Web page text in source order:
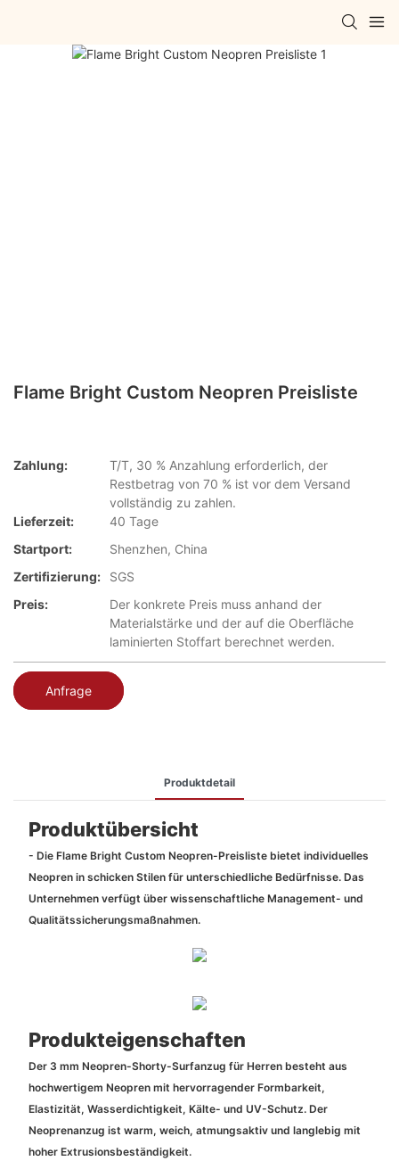
Flame Bright Custom Neopren Preisliste
Zahlung:
T/T, 30 % Anzahlung erforderlich, der
Restbetrag von 70 % ist vor dem Versand
vollständig zu zahlen.
Lieferzeit:
40 Tage
Startport:
Shenzhen, China
Zertifizierung:
SGS
Preis:
Der konkrete Preis muss anhand der
Materialstärke und der auf die Oberfläche
laminierten Stoffart berechnet werden.
Anfrage
Produktdetail
Produktübersicht
- Die Flame Bright Custom Neopren-Preisliste bietet individuelles
Neopren in schicken Stilen für unterschiedliche Bedürfnisse. Das
Unternehmen verfügt über wissenschaftliche Management- und
Qualitätssicherungsmaßnahmen.
Produkteigenschaften
Der 3 mm Neopren-Shorty-Surfanzug für Herren besteht aus
hochwertigem Neopren mit hervorragender Formbarkeit,
Elastizität, Wasserdichtigkeit, Kälte- und UV-Schutz. Der
Neoprenanzug ist warm, weich, atmungsaktiv und langlebig mit
hoher Extrusionsbeständigkeit.